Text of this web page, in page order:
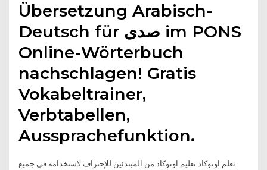
Übersetzung Arabisch-
Deutsch für صدى im PONS
Online-Wörterbuch
nachschlagen! Gratis
Vokabeltrainer,
Verbtabellen,
Aussprachefunktion.
تعلم اوتوكاد تعليم اوتوكاد من المبتدئين للإحتراف لاستخدامه في جميع